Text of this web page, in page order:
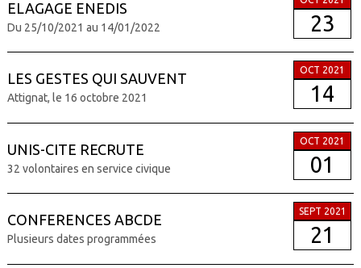
ELAGAGE ENEDIS
Du 25/10/2021 au 14/01/2022 23
LES GESTES QUI SAUVENT
Attignat, le 16 octobre 2021
OCT 2021
14
UNIS-CITE RECRUTE
32 volontaires en service civique
OCT 2021
01
CONFERENCES ABCDE
Plusieurs dates programmées
SEPT 2021
21